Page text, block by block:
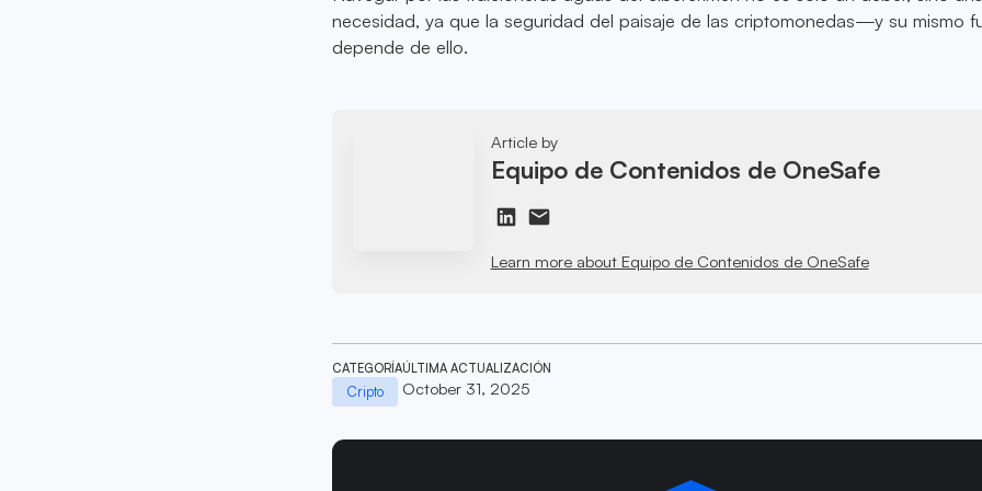
necesidad, ya que la seguridad del paisaje de las criptomonedas—y su mismo
depende de ello.
Article by
Equipo de Contenidos de OneSafe
Learn more about Equipo de Contenidos de OneSafe
CATEGORÍA
Cripto
ÚLTIMA ACTUALIZACIÓN
October 31, 2025